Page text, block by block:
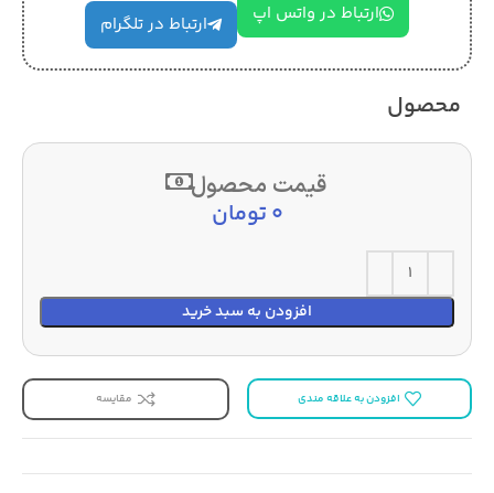
ارتباط در واتس اپ ارتباط در تلگرام
محصول
قیمت محصول
0تومان
افزودن به سبد خرید
افزودن به علاقه مندی مقایسه